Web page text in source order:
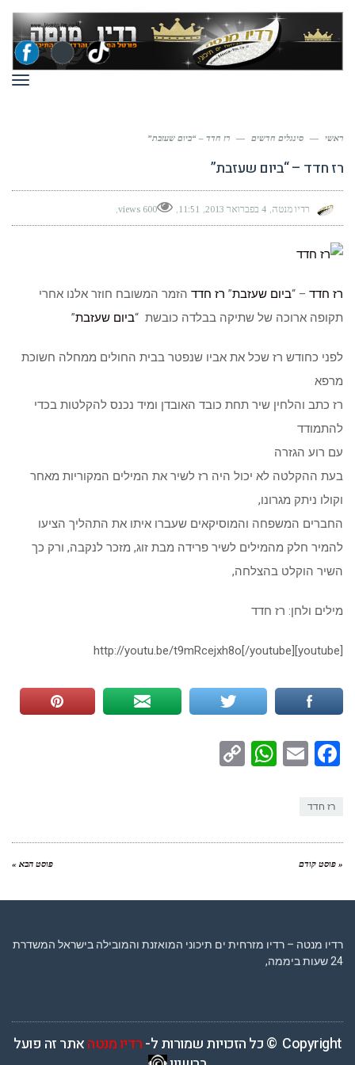
ראשי — סינגלים חדשים — רז חדד – “ביום שעזבת”
רז חדד – “ביום שעזבת”
רדיו מנטה 4 בפברואר 2013 11:51
600 views
רז חדד – “ביום שעזבת” רז חדד הזמר המשובח חוזר אלנו אחרי
תקופה ארוכה של שתיקה בבלדה כובשת “ביום שעזבת”
לפני כחודש רז שכל את אביו שנפטר בבית החולים ממחלה חשוכת
מרפא
רז כתב והלחין שיר תחת כובד האובדן ומיד נכנס להקלטות בכדי
להתמודד
עם רוע הגזרה
בעת ההקלטה לא יכול היה רז לשיר את המילים המקוריות מאחר
וקולו ניתק מגרונו,
החברים המשפחה והמוסיקאים שעברו איתו את התהליך הציעו
להמיר חלק מהמילים לשיר פרידה מבת זוג, מזכר לנקבה, ורק כך
השיר הוקלט בהצלחה,
מילים ולחן: רז חדד
[youtube]http://youtu.be/t9mRcejxh8o[/youtube]
Facebook
Email
WhatsApp
רז חדד
« פוסט קודם פוסט הבא »
רדיו מנטה – רדיו מזרחית ים תיכוני המואזנת והמובילה בישראל המשדרת
24 שעות ביממה,
Copyright © כל הזכויות שמורות ל- רדיו מנטהאתר זה פועל